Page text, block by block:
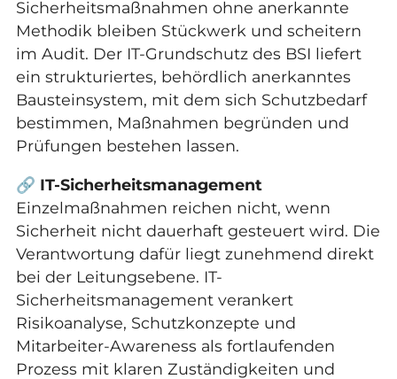
Sicherheitsmaßnahmen ohne anerkannte
Methodik bleiben Stückwerk und scheitern
im Audit. Der IT-Grundschutz des BSI liefert
ein strukturiertes, behördlich anerkanntes
Bausteinsystem, mit dem sich Schutzbedarf
bestimmen, Maßnahmen begründen und
Prüfungen bestehen lassen.
🔗 IT-Sicherheitsmanagement
Einzelmaßnahmen reichen nicht, wenn
Sicherheit nicht dauerhaft gesteuert wird. Die
Verantwortung dafür liegt zunehmend direkt
bei der Leitungsebene. IT-
Sicherheitsmanagement verankert
Risikoanalyse, Schutzkonzepte und
Mitarbeiter-Awareness als fortlaufenden
Prozess mit klaren Zuständigkeiten und